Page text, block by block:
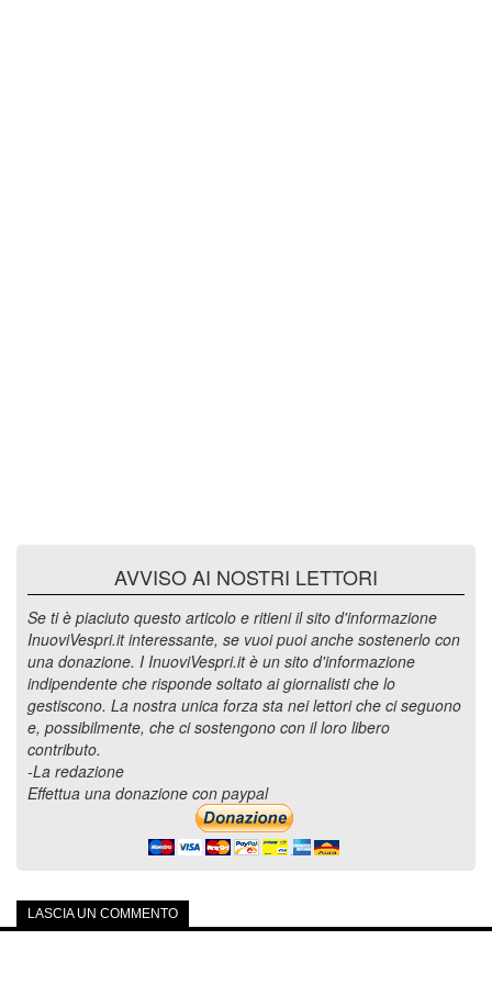
AVVISO AI NOSTRI LETTORI
Se ti è piaciuto questo articolo e ritieni il sito d'informazione
InuoviVespri.it interessante, se vuoi puoi anche sostenerlo con
una donazione. I InuoviVespri.it è un sito d'informazione
indipendente che risponde soltato ai giornalisti che lo
gestiscono. La nostra unica forza sta nei lettori che ci seguono
e, possibilmente, che ci sostengono con il loro libero
contributo.
-La redazione
Effettua una donazione con paypal
LASCIA UN COMMENTO